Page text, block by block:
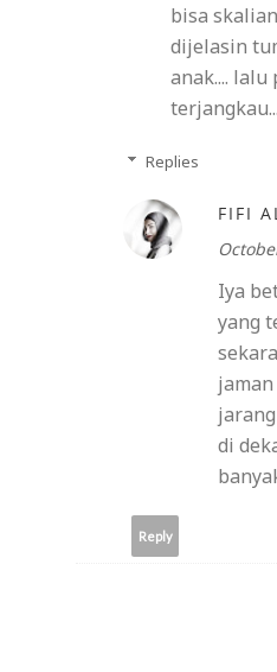
bisa
dijelasin
anak....
terjangkau...
Replies
FIFI
Iya
yang
di
Reply